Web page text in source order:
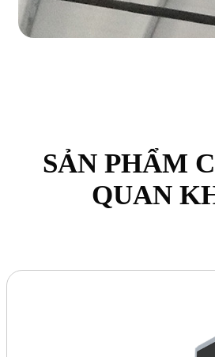
SẢN PHẨM
QUAN